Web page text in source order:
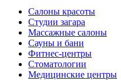
Салоны красоты
Студии загара
Массажные салоны
Сауны и бани
Фитнес-центры
Стоматологии
Медицинские центры